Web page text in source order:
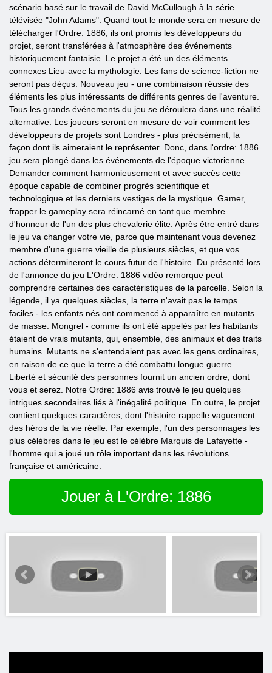
scénario basé sur le travail de David McCullough à la série
télévisée "John Adams". Quand tout le monde sera en mesure de
télécharger l'Ordre: 1886, ils ont promis les développeurs du
projet, seront transférées à l'atmosphère des événements
historiquement fantaisie. Le projet a été un des éléments
connexes Lieu-avec la mythologie. Les fans de science-fiction ne
seront pas déçus. Nouveau jeu - une combinaison réussie des
éléments les plus intéressants de différents genres de l'aventure.
Tous les grands événements du jeu se déroulera dans une réalité
alternative. Les joueurs seront en mesure de voir comment les
développeurs de projets sont Londres - plus précisément, la
façon dont ils aimeraient le représenter. Donc, dans l'ordre: 1886
jeu sera plongé dans les événements de l'époque victorienne.
Demander comment harmonieusement et avec succès cette
époque capable de combiner progrès scientifique et
technologique et les derniers vestiges de la mystique. Gamer,
frapper le gameplay sera réincarné en tant que membre
d'honneur de l'un des plus chevalerie élite. Après être entré dans
le jeu va changer votre vie, parce que maintenant vous devenez
membre d'une guerre vieille de plusieurs siècles, et que vos
actions détermineront le cours futur de l'histoire. Du présenté lors
de l'annonce du jeu L'Ordre: 1886 vidéo remorque peut
comprendre certaines des caractéristiques de la parcelle. Selon la
légende, il ya quelques siècles, la terre n'avait pas le temps
faciles - les enfants nés ont commencé à apparaître en mutants
de masse. Mongrel - comme ils ont été appelés par les habitants
étaient de vrais mutants, qui, ensemble, des animaux et des traits
humains. Mutants ne s'entendaient pas avec les gens ordinaires,
en raison de ce que la terre a été combattu longue guerre.
Liberté et sécurité des personnes fournit un ancien ordre, dont
vous et serez. Notre Ordre: 1886 avis trouvé le jeu quelques
intrigues secondaires liés à l'inégalité politique. En outre, le projet
contient quelques caractères, dont l'histoire rappelle vaguement
des héros de la vie réelle. Par exemple, l'un des personnages les
plus célèbres dans le jeu est le célèbre Marquis de Lafayette -
l'homme qui a joué un rôle important dans les révolutions
française et américaine.
Jouer à L'Ordre: 1886